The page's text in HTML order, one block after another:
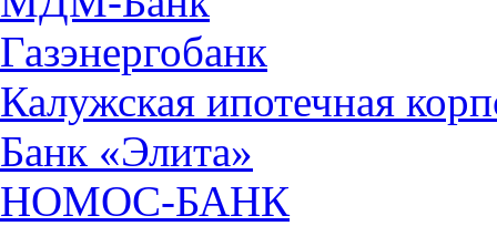
Газэнергобанк
Калужская ипотечная
Банк «Элита»
НОМОС-БАНК